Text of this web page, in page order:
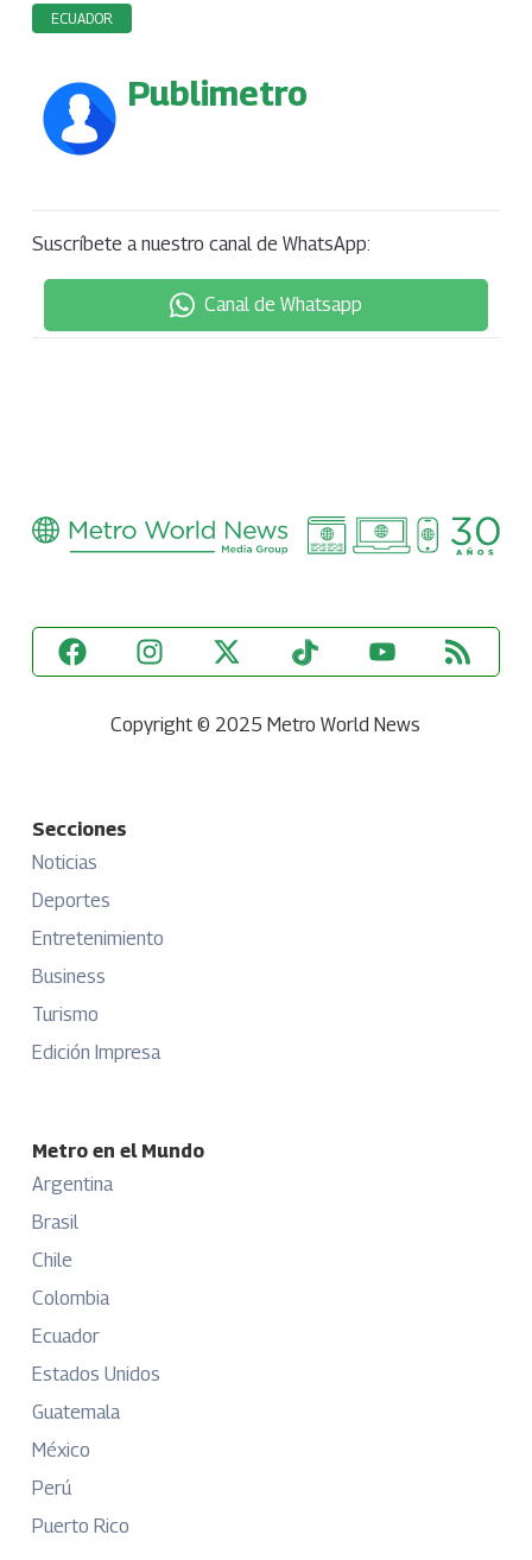
ECUADOR
Publimetro
Suscríbete a nuestro canal de WhatsApp:
Canal de Whatsapp
Copyright © 2025 Metro World News
Secciones
Noticias
Deportes
Entretenimiento
Business
Turismo
Edición Impresa
Metro en el Mundo
Argentina
Brasil
Chile
Colombia
Ecuador
Estados Unidos
Guatemala
México
Perú
Puerto Rico